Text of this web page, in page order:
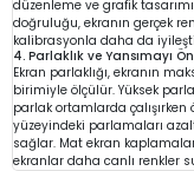
düzenleme ve grafik
doğruluğu, ekranın gerçek
kalibrasyonla daha da
4. Parlaklık ve Yansımayı
Ekran parlaklığı, ekranın
birimiyle ölçülür. Yüksek
parlak ortamlarda çalışırken
yüzeyindeki parlamaları
sağlar. Mat ekran
ekranlar daha canlı renkler